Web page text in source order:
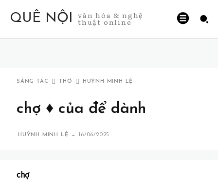
QUÊ NỘI văn hóa & nghệ
thuật online
SÁNG TÁC THƠ HUỲNH MINH LỆ
chợ ♦ của để dành
HUỲNH MINH LỆ - 16/06/2025
chợ